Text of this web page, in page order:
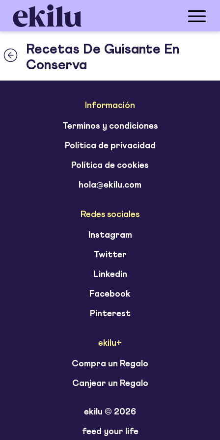
Recetas De Guisante En
Conserva
Información
Terminos y condiciones
Política de privacidad
Política de cookies
hola@ekilu.com
Redes sociales
Instagram
Twitter
Linkedin
Facebook
Pinterest
ekilu+
Compra un Regalo
Canjear un Regalo
ekilu © 2026
feed your life